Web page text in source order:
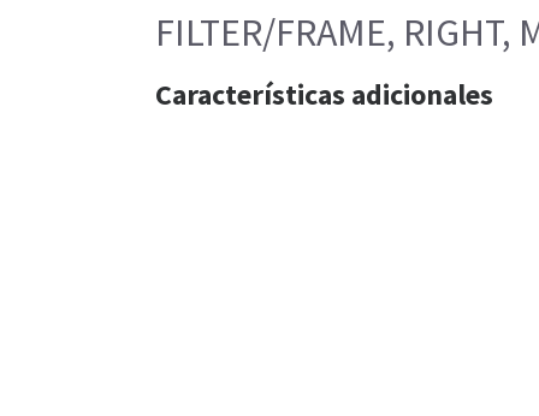
FILTER/FRAME, RIGHT,
Características adicionales